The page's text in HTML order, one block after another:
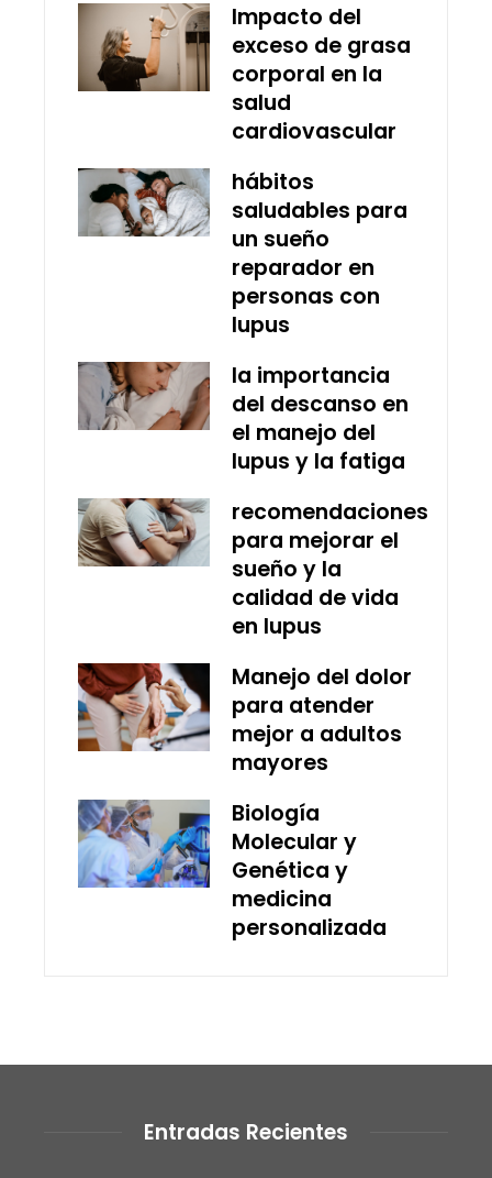
Impacto del
exceso de grasa
corporal en la
salud
cardiovascular
hábitos
saludables para
un sueño
reparador en
personas con
lupus
la importancia
del descanso en
el manejo del
lupus y la fatiga
recomendaciones
para mejorar el
sueño y la
calidad de vida
en lupus
Manejo del dolor
para atender
mejor a adultos
mayores
Biología
Molecular y
Genética y
medicina
personalizada
Entradas Recientes